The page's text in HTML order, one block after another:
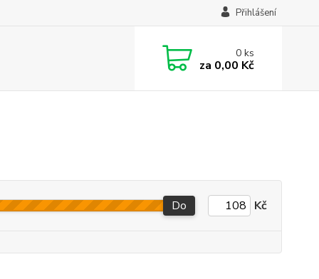
Přihlášení
0ks
za 0,00 Kč
Do Kč